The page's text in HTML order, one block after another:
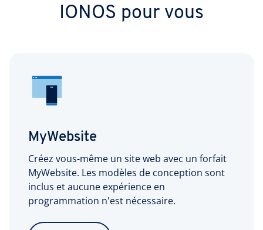
IONOS pour vous
MyWebsite
Créez vous-même un site web avec un forfait
MyWebsite. Les modèles de conception sont
inclus et aucune expérience en
programmation n'est nécessaire.